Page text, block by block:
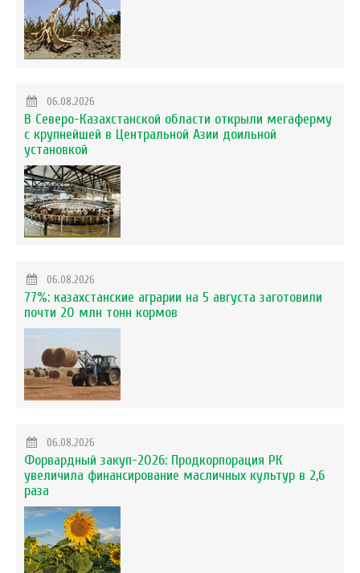
06.08.2026
В Северо-Казахстанской области открыли мегаферму
с крупнейшей в Центральной Азии доильной
установкой
06.08.2026
77%: казахстанские аграрии на 5 августа заготовили
почти 20 млн тонн кормов
06.08.2026
Форвардный закуп-2026: Продкорпорация РК
увеличила финансирование масличных культур в 2,6
раза